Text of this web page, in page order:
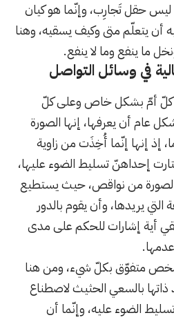
ليس حقل تَجارِب، وإنّما هو كيان
يتعلّم متى وكيف يسقيه، وهنا
ما ينفع وما لا ينفع.
في وسائل التواصل
أمّ بشكل خاص وعلى كلّ
عام أن يعرفها، إنها الصورة
إذ إنها إنّما أُخِذَت من زاوية
إحداهنّ تسليط الضوء عليها،
الصورة من نواقص، حيث يستطيع
يريدها، وأن يقوم بالدور
أية إشارات للحكم على مدى
متفوّق بكلّ شيء، ومن هنا
ذاتها بالسعي الحثيث لاصطناع
الضوء عليه، وإنّما أن